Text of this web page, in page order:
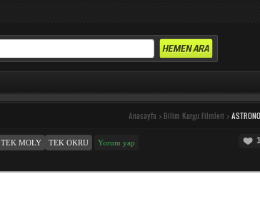
Anasayfa > Bilim Kurgu Filmleri >
TEK MOLY TEK OKRU Yorum yap